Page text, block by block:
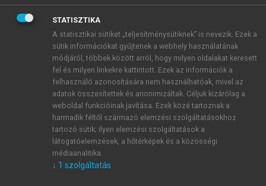
BELÉPÉS SAJÁT FIÓKKAL
ÚJ FIÓK LÉTREHOZÁSA
1 óra díjmentes hozzáférés
E-MAIL-CÍM
STATISZTIKA
A statisztikai sütiket „teljesítménysütiknek” is nevezik. Ezek a
sütik információkat gyűjtenek a webhely használatának
módjáról, többek között arról, hogy milyen oldalakat keresett
fel és milyen linkekre kattintott. Ezek az információk a
felhasználó azonosítására nem használhatóak, mivel az
adatok összesítettek és anonimizáltak. Céljuk kizárólag a
weboldal funkcióinak javítása. Ezek közé tartoznak a
harmadik féltől származó elemzési szolgáltatásokhoz
tartozó sütik; ilyen elemzési szolgáltatások a
látogatóelemzések, a hőtérképek és a közösségi
médiaanalitika.
↓ 1 szolgáltatás